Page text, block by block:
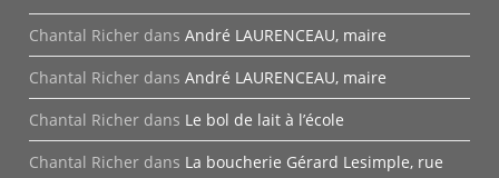
Chantal Richer dansAndré LAURENCEAU, maire
Chantal Richer dansAndré LAURENCEAU, maire
Chantal Richer dans Le bol de lait à l’école
Chantal Richer dans La boucherie Gérard Lesimple, rue